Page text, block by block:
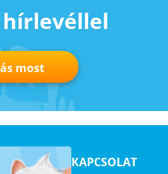
most
KAPCSOLAT